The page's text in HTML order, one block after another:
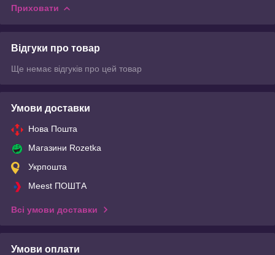
Приховати
Відгуки про товар
Ще немає відгуків про цей товар
Умови доставки
Нова Пошта
Магазини Rozetka
Укрпошта
Meest ПОШТА
Всі умови доставки
Умови оплати